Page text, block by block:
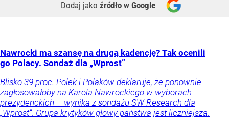
Dodaj jako źródło w Google
Nawrocki ma szansę na drugą kadencję? Tak ocenili
go Polacy. Sondaż dla „Wprost”
Blisko 39 proc. Polek i Polaków deklaruje, że ponownie
zagłosowałoby na Karola Nawrockiego w wyborach
prezydenckich – wynika z sondażu SW Research dla
„Wprost”. Grupa krytyków głowy państwa jest liczniejsza.